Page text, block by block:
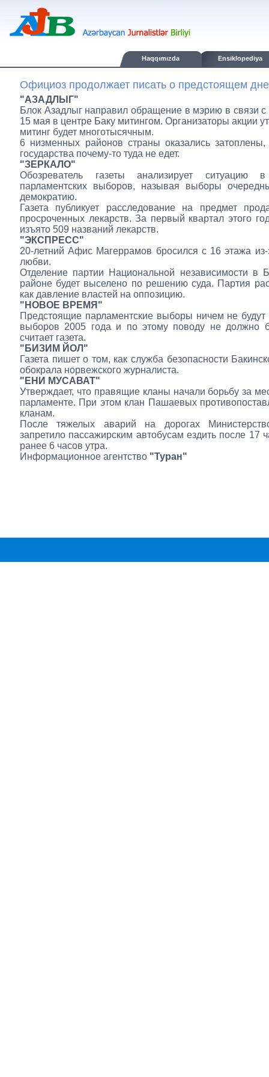
Haqqımızda Ensiklopediya
Официоз продолжает писать о предстоящем
"АЗАДЛЫГ"
Блок Азадлыг направил обращение в мэрию в связи
15 мая в центре Баку митингом. Организаторы акции
митинг будет многотысячным.
6 низменных районов страны оказались затоплены,
государства почему-то туда не едет.
"ЗЕРКАЛО"
Обозреватель газеты анализирует ситуацию
парламентских выборов, называя выборы
демократию.
Газета публикует расследование на предмет
просроченных лекарств. За первый квартал этого
изъято 509 названий лекарств.
"ЭКСПРЕСС"
20-летний Афис Магеррамов бросился с 16 этажа из-
любви.
Отделение партии Национальной независимости в
районе будет выселено по решению суда. Партия
как давление властей на оппозицию.
"НОВОЕ ВРЕМЯ"
Предстоящие парламентские выборы ничем не будут
выборов 2005 года и по этому поводу не должно
считает газета.
"БИЗИМ ЙОЛ"
Газета пишет о том, как служба безопасности
обокрала норвежского журналиста.
"ЕНИ МУСАВАТ"
Утверждает, что правящие кланы начали борьбу за
парламенте. При этом клан Пашаевых
кланам.
После тяжелых аварий на дорогах
запретило пассажирским автобусам ездить после 17
ранее 6 часов утра.
Информационное агентство "Туран"